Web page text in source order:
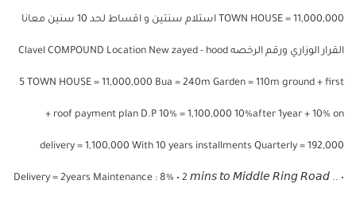
TOWN HOUSE = 11,000,000 استلام سنتين و اقساط لحد 10 سنين معانا
القرار الوزاري ورقم الرخصه Clavel COMPOUND Location New zayed - hood
5 TOWN HOUSE = 11,000,000 Bua = 240m Garden = 110m ground + first
+ roof payment plan D.P 10% = 1,100,000 10%after 1year + 10% on
delivery = 1,100,000 With 10 years installments Quarterly = 192,000
Delivery = 2years Maintenance : 8% • 2 𝘮𝘪𝘯𝘴 𝘵𝘰 𝘔𝘪𝘥𝘥𝘭𝘦 𝘙𝘪𝘯𝘨 𝘙𝘰𝘢𝘥 .. •